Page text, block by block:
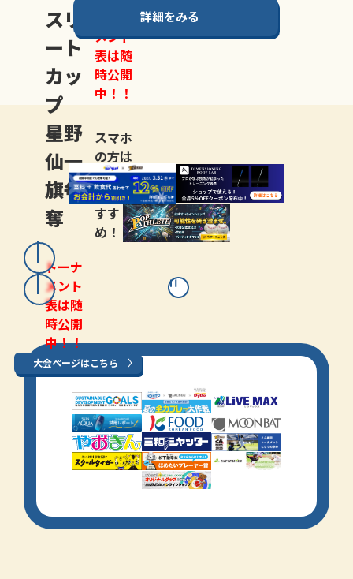
スリ
ート
カッ
プ
星野
仙一
旗争
奪
トーナ
メント
表は随
時公開
中！！
メント
表は随
時公開
中！！
スマホ
の方は
LINE登
録がお
すす
め！
大会ページはこちら
詳細をみる